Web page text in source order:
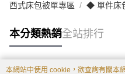
西式床包被單專區 ◆ 單件床
本分類熱銷全站排行
本網站中使用 cookie，欲查詢有關本